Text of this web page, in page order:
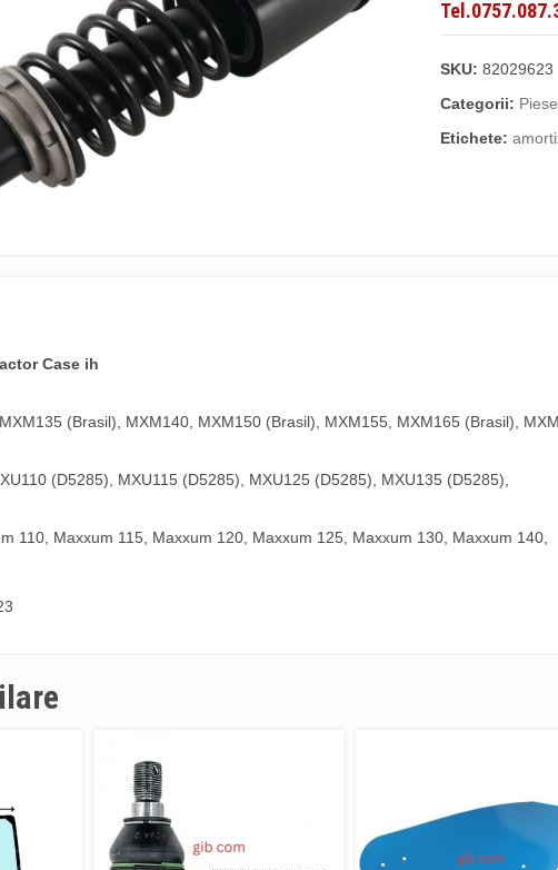
SKU:82029623
Categorii:
Etichete:
Case ih
(Brasil), MXM140, MXM150 (Brasil), MXM155, MXM165 (Brasil),
(D5285), MXU115 (D5285), MXU125 (D5285), MXU135 (D5285),
110, Maxxum 115, Maxxum 120, Maxxum 125, Maxxum 130, Maxxum 140,